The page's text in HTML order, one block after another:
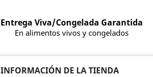
Entrega Viva/Congelada Garantida
En alimentos vivos y congelados
INFORMACIÓN DE LA TIENDA